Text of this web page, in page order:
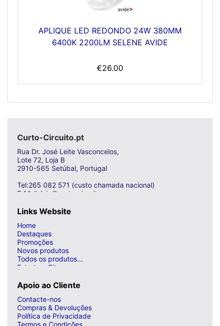
APLIQUE LED REDONDO 24W 380MM
6400K 2200LM SELENE AVIDE
€26.00
Curto-Circuito.pt
Rua Dr. José Leite Vasconcelos,
Lote 72, Loja B
2910-565 Setúbal, Portugal
Tel:265 082 571 (custo chamada nacional)
E-Mail: loja@curto-circuito.com
Links Website
Home
Destaques
Promoções
Novos produtos
Todos os produtos...
Estrutura Site
Apoio ao Cliente
Contacte-nos
Compras & Devoluções
Política de Privacidade
Termos e Condições